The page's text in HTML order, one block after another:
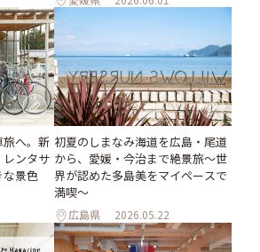
へ。新
ンタサ
な景色
初夏のしまなみ海道を広島・尾道
から、愛媛・今治まで絶景旅〜世
界が認めた多島美をマイペースで
満喫〜
広島県 2026.05.22